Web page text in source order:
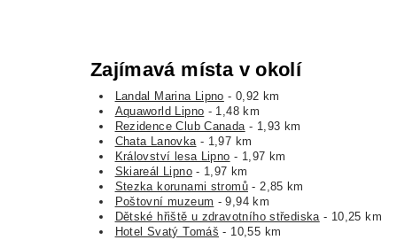
Zajímavá místa v okolí
Landal Marina Lipno - 0,92 km
Aquaworld Lipno - 1,48 km
Rezidence Club Canada- 1,93 km
Chata Lanovka- 1,97 km
Království lesa Lipno - 1,97 km
Skiareál Lipno- 1,97 km
Stezka korunami stromů - 2,85 km
Poštovní muzeum - 9,94 km
Dětské hřiště u zdravotního střediska- 10,25 km
Hotel Svatý Tomáš - 10,55 km